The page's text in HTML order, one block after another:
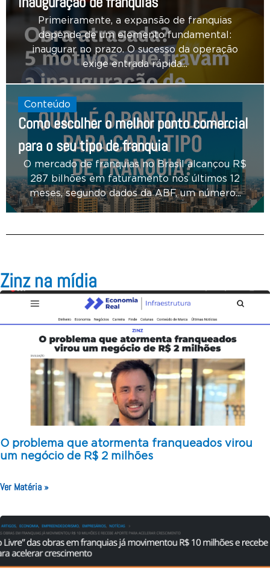
Primeiramente, a expansão de franquias
depende de um elemento fundamental:
inaugurar no prazo. O sucesso da operação
exige entrada rápida...
Conteúdo
Como escolher o melhor ponto comercial
para o seu tipo de franquia
O mercado de franquias no Brasil alcançou R$
287 bilhões em faturamento nos últimos 12
meses, segundo dados da ABF, um número...
Zinz na mídia
O problema que atormenta franqueados virou
um negócio de R$ 2 milhões
Ver Matéria »